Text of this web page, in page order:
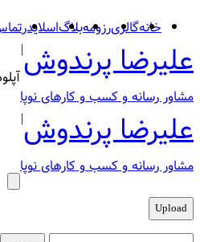
خانهگالریرزومهبلاگاسلایدر
علیرضا پرندوش|
مشاور رسانه‌ و کسب و کارهای نوپا
علیرضا پرندوش|
مشاور رسانه‌ و کسب و کارهای نوپا